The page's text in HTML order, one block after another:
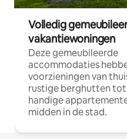
Volledig
vakantiewoningen
Deze gemeubileerde
accommodaties
voorzieningen van
rustige berghutten tot
handige
midden in de stad.